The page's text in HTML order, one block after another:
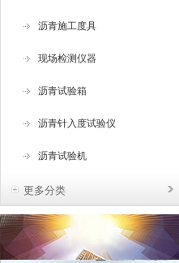
沥青施工度具
现场检测仪器
沥青试验箱
沥青针入度试验仪
沥青试验机
更多分类